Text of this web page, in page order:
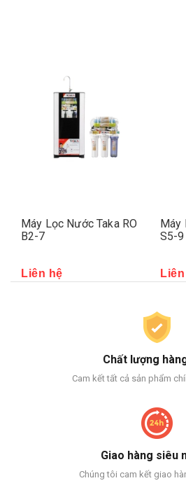
Máy Lọc Nước Taka RO
B2-7
Liên hệ
Máy
S5-9
Chất lượng
Cam kết tất cả sản phẩm
Giao hàng siêu
Chúng tôi cam kết giao